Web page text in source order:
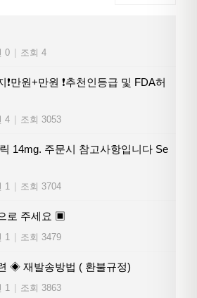
0 조회 4
만원+만원 ❗추천인등급 및 FDA허
4 조회 3053
14mg. 주문시 참고사항입니다 Se
1 조회 3704
로 주세요 ▣
1 조회 3479
◈ 재발송방법 ( 환불규정)
1 조회 3863